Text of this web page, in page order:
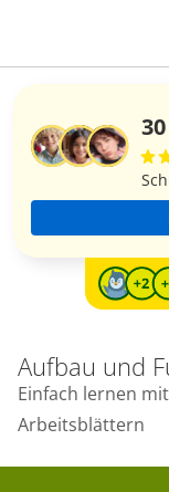
Aufbau und
Einfach lernen
Arbeitsblättern